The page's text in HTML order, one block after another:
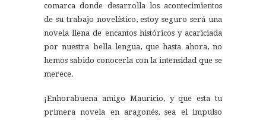
comarca donde desarrolla los acontecimientos
de su trabajo novelístico, estoy seguro será una
novela llena de encantos históricos y acariciada
por nuestra bella lengua, que hasta ahora, no
hemos sabido conocerla con la intensidad que se
merece.
¡Enhorabuena amigo Mauricio, y que esta tu
primera novela en aragonés, sea el impulso